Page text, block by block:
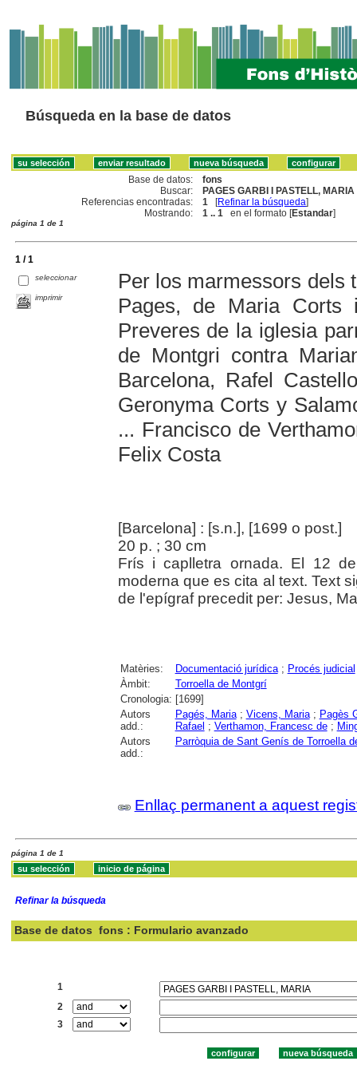
Búsqueda en la base de datos
Base de datos:
fons
Buscar:
PAGES GARBI I PASTELL,
Referencias encontradas:
1 [Refinar la búsqueda]
Mostrando:
1 .. 1 en el formato [Estandar]
página 1 de 1
1 / 1
seleccionar
imprimir
Per los marmessors dels
Pages, de Maria
Preveres de la iglesia
de Montgri contra
Barcelona, Rafel
Geronyma Corts y
... Francisco de
Felix Costa
[Barcelona] : [s.n.], [1699 o post.]
20 p. ; 30 cm
Frís i caplletra ornada. El 12
moderna que es cita al text. Text
de l'epígraf precedit per: Jesus,
Matèries: Documentació jurídica; Procés judicial
Àmbit:
Torroella de Montgrí
Cronologia: [1699]
Autors
add.:
Pagés, Maria; Vicens, Maria; Pagès
Rafael ; Verthamon, Francesc de;
Autors
add.:
Parròquia de Sant Genís de Torroella
Enllaç permanent a aquest
página 1 de 1
Refinar la búsqueda
Base de datos fons : Formulario avanzado
1
2
3